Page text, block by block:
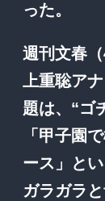
った。
週刊文春
上重聡ア
題は、“ゴ
「甲子園
ース」と
ガラガラ